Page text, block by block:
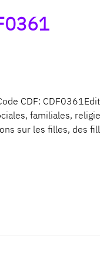
CDF:
familiales,
sur les filles, des